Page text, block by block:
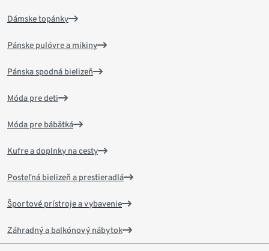
Dámske topánky
Pánske pulóvre a mikiny
Pánska spodná bielizeň
Móda pre deti
Móda pre bábätká
Kufre a doplnky na cesty
Posteľná bielizeň a prestieradlá
Športové prístroje a vybavenie
Záhradný a balkónový nábytok